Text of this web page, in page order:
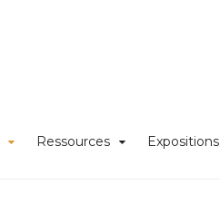
Ressources Expositions